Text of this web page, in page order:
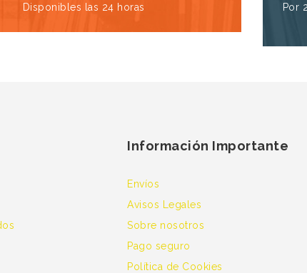
Disponibles las 24 horas
Por
Información Importante
Envíos
Avisos Legales
Sobre nosotros
Pago seguro
Política de Cookies